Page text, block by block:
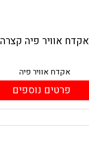
אקדח אוויר פיה קצרה
אקדח אוויר פיה
פרטים נוספים